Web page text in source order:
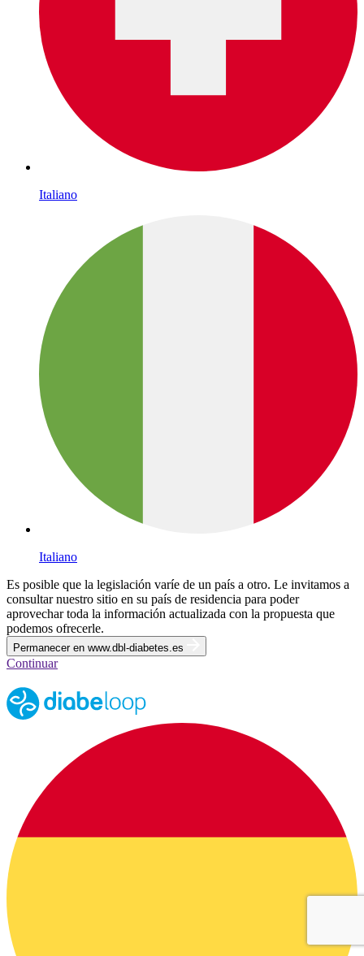
Italiano
Italiano
Es posible que la legislación varíe de un país a otro. Le invitamos a
consultar nuestro sitio en su país de residencia para poder
aprovechar toda la información actualizada con la propuesta que
podemos ofrecerle.
Permanecer en www.dbl-diabetes.es
Continuar